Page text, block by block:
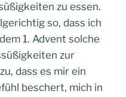
zu essen.
so, dass ich
1. Advent solche
zur
dass es mir ein
beschert, mich in